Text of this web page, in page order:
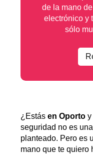
de la mano
electrónico y
sólo
¿Estásen Oporto y
seguridad no es
planteado. Pero es
mano que te quiero